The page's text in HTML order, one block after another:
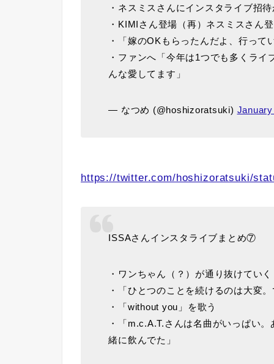
・ネスミスさんにインスタライブ招
・KIMIさん登場（再）ネスミスさん
・「嫁のOKもらったんだよ、行っ
・ファンへ「今年は1つでも多くラ
んな愛してます」
— なつめ (@hoshizoratsuki)
https://twitter.com/hoshizoratsuki/
ISSAさんインスタライブまとめ⑦
・ワンちゃん（？）が通り抜けてい
・「ひとつのことを続けるのは大変
・「without you」を歌う
・「m.c.A.T.さんは名曲がいっぱい
緒に飲んでた」